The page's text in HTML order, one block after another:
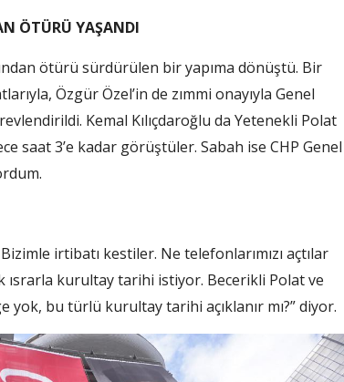
ÖTÜRÜ YAŞANDI
ötürü sürdürülen bir yapıma dönüştü. Bir
Özgür Özel’in de zımmi onayıyla Genel
Kemal Kılıçdaroğlu da Yetenekli Polat
saat 3’e kadar görüştüler. Sabah ise CHP Genel
irtibatı kestiler. Ne telefonlarımızı açtılar
ısrarla kurultay tarihi istiyor. Becerikli Polat ve
yok, bu türlü kurultay tarihi açıklanır mı?” diyor.